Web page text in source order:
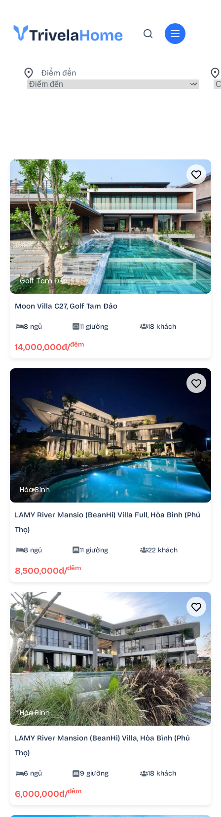
Điểm đến
Golf Tam Đảo
Moon Villa C27, Golf Tam Đảo
8 ngủ 11 giường 18 khách
14,000,000đ/đêm
Hòa Bình
LAMY River Mansio (BeanHi) Villa Full, Hòa Bình (Phú
Thọ)
8 ngủ 11 giường 22 khách
8,500,000đ/đêm
Hòa Bình
LAMY River Mansion (BeanHi) Villa, Hòa Bình (Phú
Thọ)
6 ngủ 9 giường 18 khách
6,000,000đ/đêm